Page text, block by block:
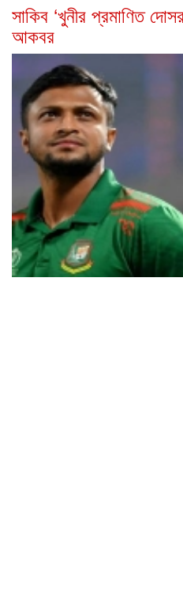
সাকিব ‘খুনীর প্রমাণিত
আকবর